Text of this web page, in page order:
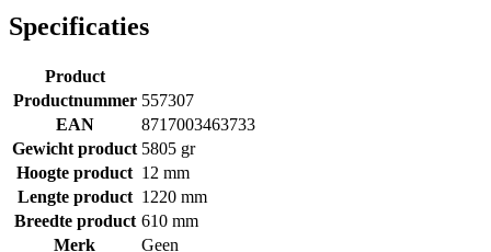
Specificaties
Product
Productnummer 557307
EAN
8717003463733
Gewicht product 5805 gr
Hoogte product 12 mm
Lengte product 1220 mm
Breedte product 610 mm
Merk
Geen